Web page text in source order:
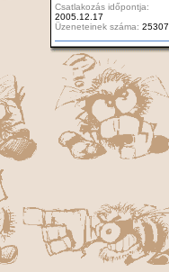
Csatlakozás időpontja:
2005.12.17
Üzeneteinek száma: 25307